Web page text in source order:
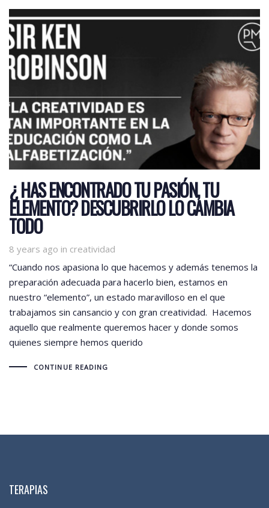
¿ HAS ENCONTRADO TU PASIÓN, TU
ELEMENTO? DESCUBRIRLO LO CAMBIA
TODO
8 years ago in
Tags
creatividad
“Cuando nos apasiona lo que hacemos y además tenemos la
preparación adecuada para hacerlo bien, estamos en
nuestro “elemento”, un estado maravilloso en el que
trabajamos sin cansancio y con gran creatividad. Hacemos
aquello que realmente queremos hacer y donde somos
quienes siempre hemos querido
CONTINUE READING
TERAPIAS